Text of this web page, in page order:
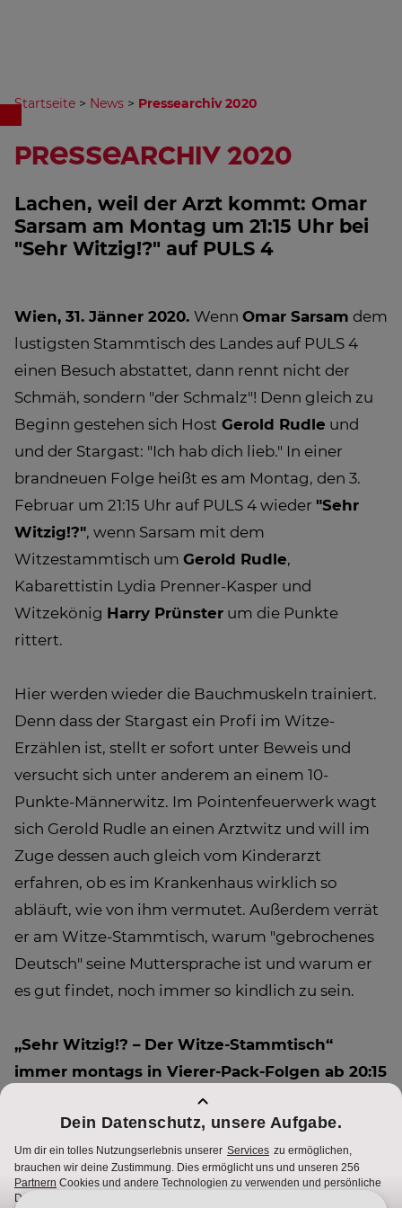
Startseite > News > Pressearchiv 2020
Pressearchiv 2020
Lachen, weil der Arzt kommt: Omar
Sarsam am Montag um 21:15 Uhr bei
"Sehr Witzig!?" auf PULS 4
Wien, 31. Jänner 2020. Wenn Omar Sarsam dem
lustigsten Stammtisch des Landes auf PULS 4
einen Besuch abstattet, dann rennt nicht der
Schmäh, sondern "der Schmalz"! Denn gleich zu
Beginn gestehen sich Host Gerold Rudle und
und der Stargast: "Ich hab dich lieb." In einer
brandneuen Folge heißt es am Montag, den 3.
Februar um 21:15 Uhr auf PULS 4 wieder "Sehr
Witzig!?", wenn Sarsam mit dem
Witzestammtisch um Gerold Rudle,
Kabarettistin Lydia Prenner-Kasper und
Witzekönig Harry Prünster um die Punkte
rittert.
Hier werden wieder die Bauchmuskeln trainiert.
Denn dass der Stargast ein Profi im Witze-
Erzählen ist, stellt er sofort unter Beweis und
versucht sich unter anderem an einem 10-
Punkte-Männerwitz. Im Pointenfeuerwerk wagt
sich Gerold Rudle an einen Arztwitz und will im
Zuge dessen auch gleich vom Kinderarzt
erfahren, ob es im Krankenhaus wirklich so
abläuft, wie von ihm vermutet. Außerdem verrät
er am Witze-Stammtisch, warum "gebrochenes
Deutsch" seine Muttersprache ist und warum er
es gut findet, noch immer so kindlich zu sein.
„Sehr Witzig!? – Der Witze-Stammtisch“
immer montags in Vierer-Pack-Folgen ab 20:15
Uhr und einer neuen Folge um 21:15 Uhr auf
PULS 4.